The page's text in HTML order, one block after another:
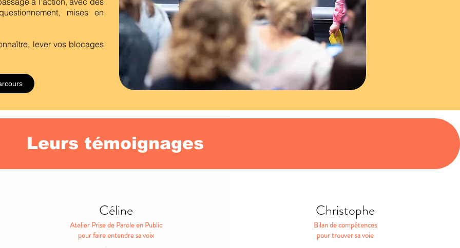
mises en
lever vos blocages
Céline
Atelier Prise de Parole en Public
pour faire entendre sa voix
Christophe
Bilan de compétences
pour trouver sa voie
Leurs témoignages